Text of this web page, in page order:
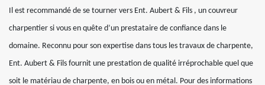
Il est recommandé de se tourner vers Ent. Aubert & Fils , un couvreur
charpentier si vous en quête d’un prestataire de confiance dans le
domaine. Reconnu pour son expertise dans tous les travaux de charpente,
Ent. Aubert & Fils fournit une prestation de qualité irréprochable quel que
soit le matériau de charpente, en bois ou en métal. Pour des informations